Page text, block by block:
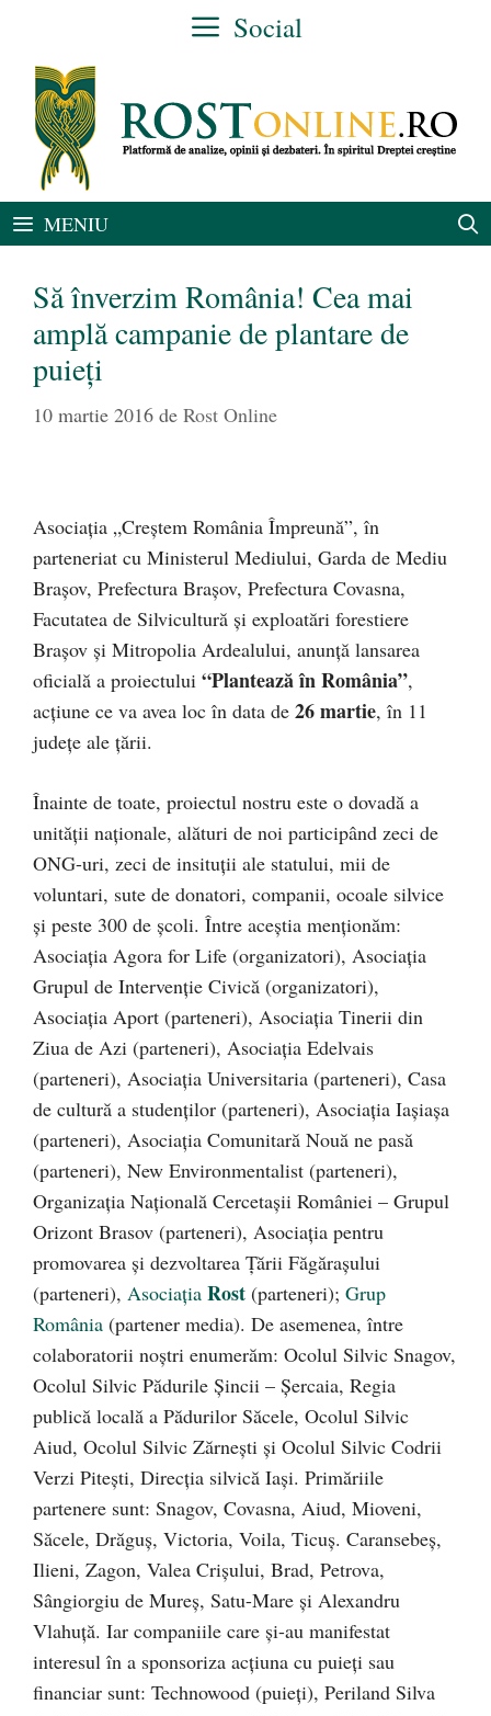
conținut
Social
MENIU
Să înverzim România! Cea mai
amplă campanie de plantare de
puieţi
10 martie 2016 de Rost Online
Asociația „Creștem România Împreună”, în
parteneriat cu Ministerul Mediului, Garda de Mediu
Brașov, Prefectura Brașov, Prefectura Covasna,
Facutatea de Silvicultură și exploatări forestiere
Brașov și Mitropolia Ardealului, anunță lansarea
oficială a proiectului “Plantează în România”,
acțiune ce va avea loc în data de 26 martie, în 11
județe ale țării.
Înainte de toate, proiectul nostru este o dovadă a
unității naționale, alături de noi participând zeci de
ONG-uri, zeci de insituții ale statului, mii de
voluntari, sute de donatori, companii, ocoale silvice
și peste 300 de școli. Între aceștia menționăm:
Asociația Agora for Life (organizatori), Asociația
Grupul de Intervenție Civică (organizatori),
Asociația Aport (parteneri), Asociația Tinerii din
Ziua de Azi (parteneri), Asociația Edelvais
(parteneri), Asociația Universitaria (parteneri), Casa
de cultură a studenților (parteneri), Asociația Iașiașa
(parteneri), Asociația Comunitară Nouă ne pasă
(parteneri), New Environmentalist (parteneri),
Organizația Națională Cercetașii României – Grupul
Orizont Brasov (parteneri), Asociația pentru
promovarea și dezvoltarea Țării Făgărașului
(parteneri), Asociaţia Rost (parteneri); Grup
România (partener media). De asemenea, între
colaboratorii noștri enumerăm: Ocolul Silvic Snagov,
Ocolul Silvic Pădurile Șincii – Șercaia, Regia
publică locală a Pădurilor Săcele, Ocolul Silvic
Aiud, Ocolul Silvic Zărnești și Ocolul Silvic Codrii
Verzi Pitești, Direcția silvică Iași. Primăriile
partenere sunt: Snagov, Covasna, Aiud, Mioveni,
Săcele, Drăguș, Victoria, Voila, Ticuș. Caransebeș,
Ilieni, Zagon, Valea Crișului, Brad, Petrova,
Sângiorgiu de Mureș, Satu-Mare și Alexandru
Vlahuță. Iar companiile care și-au manifestat
interesul în a sponsoriza acțiuna cu puieți sau
financiar sunt: Technowood (puieți), Periland Silva